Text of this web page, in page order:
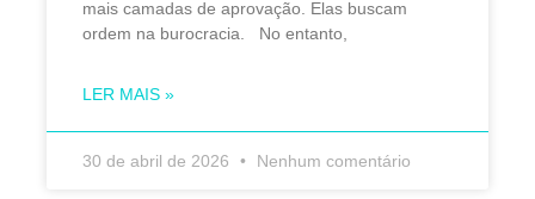
mais camadas de aprovação. Elas buscam
ordem na burocracia. No entanto,
LER MAIS »
30 de abril de 2026 Nenhum comentário